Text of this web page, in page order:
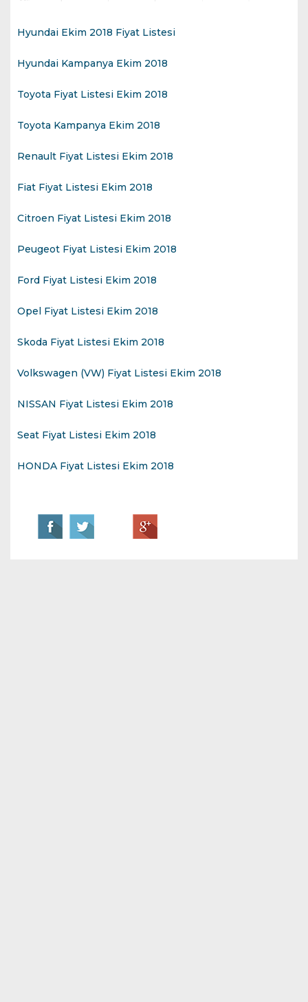
Hyundai Ekim 2018 Fiyat Listesi
Hyundai Kampanya Ekim 2018
Toyota Fiyat Listesi Ekim 2018
Toyota Kampanya Ekim 2018
Renault Fiyat Listesi Ekim 2018
Fiat Fiyat Listesi Ekim 2018
Citroen Fiyat Listesi Ekim 2018
Peugeot Fiyat Listesi Ekim 2018
Ford Fiyat Listesi Ekim 2018
Opel Fiyat Listesi Ekim 2018
Skoda Fiyat Listesi Ekim 2018
Volkswagen (VW) Fiyat Listesi Ekim 2018
NISSAN Fiyat Listesi Ekim 2018
Seat Fiyat Listesi Ekim 2018
HONDA Fiyat Listesi Ekim 2018